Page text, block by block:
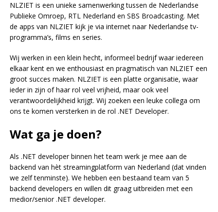
NLZIET is een unieke samenwerking tussen de Nederlandse
Publieke Omroep, RTL Nederland en SBS Broadcasting. Met
de apps van NLZIET kijk je via internet naar Nederlandse tv-
programma’s, films en series.
Wij werken in een klein hecht, informeel bedrijf waar iedereen
elkaar kent en we enthousiast en pragmatisch van NLZIET een
groot succes maken. NLZIET is een platte organisatie, waar
ieder in zijn of haar rol veel vrijheid, maar ook veel
verantwoordelijkheid krijgt. Wij zoeken een leuke collega om
ons te komen versterken in de rol .NET Developer.
Wat ga je doen?
Als .NET developer binnen het team werk je mee aan de
backend van hèt streamingplatform van Nederland (dat vinden
we zelf tenminste). We hebben een bestaand team van 5
backend developers en willen dit graag uitbreiden met een
medior/senior .NET developer.